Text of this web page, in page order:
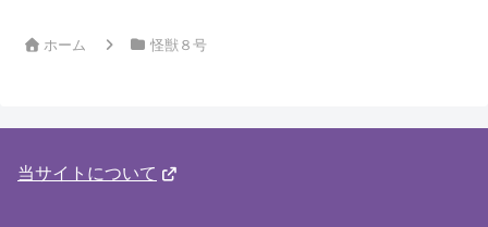
ホーム 怪獣８号
当サイトについて